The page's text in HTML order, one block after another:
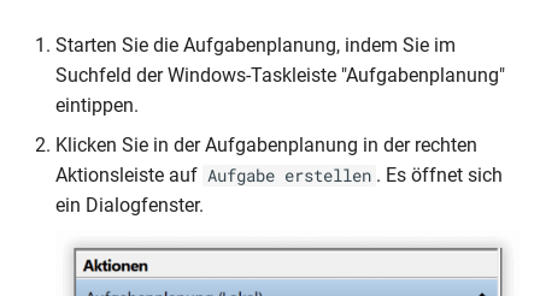
Starten Sie die Aufgabenplanung, indem Sie im
Suchfeld der Windows-Taskleiste "Aufgabenplanung"
eintippen.
Klicken Sie in der Aufgabenplanung in der rechten
Aktionsleiste auf Aufgabe erstellen . Es öffnet sich
ein Dialogfenster.